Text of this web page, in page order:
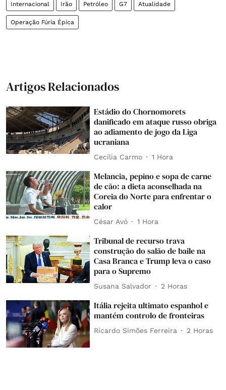
Internacional Irão Petróleo G7 Atualidade
Operação Fúria Épica
Artigos Relacionados
Estádio do Chornomorets
danificado em ataque russo obriga
ao adiamento de jogo da Liga
ucraniana
Cecília Carmo 1 Hora
Melancia, pepino e sopa de carne
de cão: a dieta aconselhada na
Coreia do Norte para enfrentar o
calor
César Avó 1 Hora
Tribunal de recurso trava
construção do salão de baile na
Casa Branca e Trump leva o caso
para o Supremo
Susana Salvador 2 Horas
Itália rejeita ultimato espanhol e
mantém controlo de fronteiras
Ricardo Simões Ferreira 2 Horas